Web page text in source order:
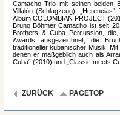
Camacho Trio mit seinen beiden
Villalón (Schlagzeug),
Album COLOMBIAN PROJECT
Bruno Böhmer Camacho ist seit
Brothers & Cuba Percussion,
Awards ausgezeichnet, die
traditioneller kubanischer Musik.
denen er maßgeblich auch als
Cuba“ (2010) und „Classic meets
ZURÜCK PAGETOP